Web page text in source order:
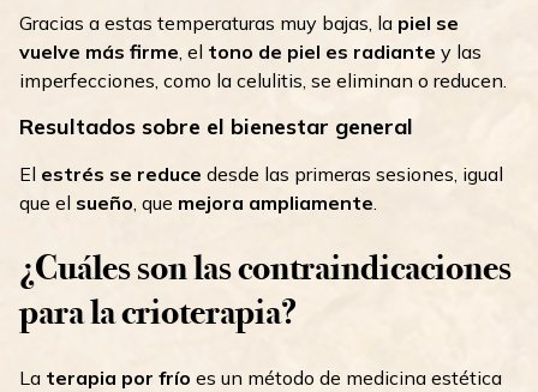
Gracias a estas temperaturas muy bajas, la piel se
vuelve más firme , el tono de piel es radiante y las
imperfecciones, como la celulitis, se eliminan o reducen.
Resultados sobre el bienestar general
El estrés se reduce desde las primeras sesiones, igual
que el sueño , que mejora ampliamente
¿Cuáles son las contraindicaciones
para la crioterapia?
La terapia por frío es un método de medicina estética